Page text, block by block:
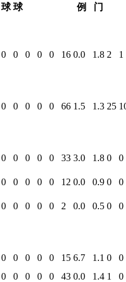
球 球
例
门
0 0 0 0 0 16 0.0 1.8 2
1
0 0 0 0 0 66 1.5 1.3 25
0 0 0 0 0 33 3.0 1.8 0
0
0 0 0 0 0 12 0.0 0.9 0
0
0 0 0 0 0 2 0.0 0.5 0
0
0 0 0 0 0 15 6.7 1.1 0
0
0 0 0 0 0 43 0.0 1.4 1
0